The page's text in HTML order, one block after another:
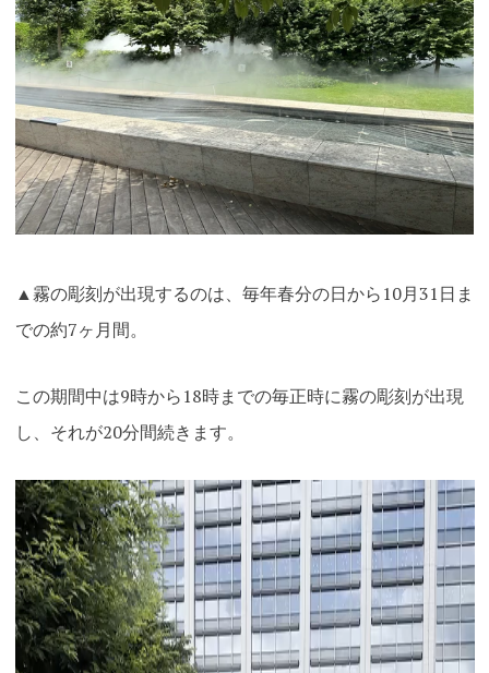
▲霧の彫刻が出現するのは、毎年春分の日から10月31日ま
での約7ヶ月間。
この期間中は9時から18時までの毎正時に霧の彫刻が出現
し、それが20分間続きます。
動
画
プ
レ
ー